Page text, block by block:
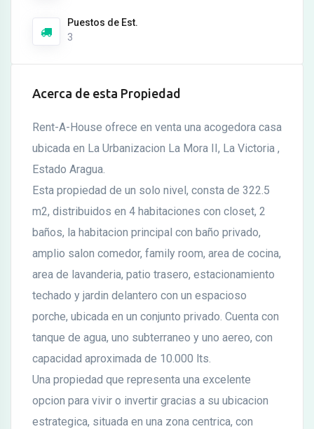
Puestos de Est.
3
Acerca de esta Propiedad
Rent-A-House ofrece en venta una acogedora casa
ubicada en La Urbanizacion La Mora II, La Victoria ,
Estado Aragua.
Esta propiedad de un solo nivel, consta de 322.5
m2, distribuidos en 4 habitaciones con closet, 2
baños, la habitacion principal con baño privado,
amplio salon comedor, family room, area de cocina,
area de lavanderia, patio trasero, estacionamiento
techado y jardin delantero con un espacioso
porche, ubicada en un conjunto privado. Cuenta con
tanque de agua, uno subterraneo y uno aereo, con
capacidad aproximada de 10.000 lts.
Una propiedad que representa una excelente
opcion para vivir o invertir gracias a su ubicacion
estrategica, situada en una zona centrica, con